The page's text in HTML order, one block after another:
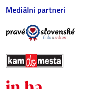
Mediálni partneri